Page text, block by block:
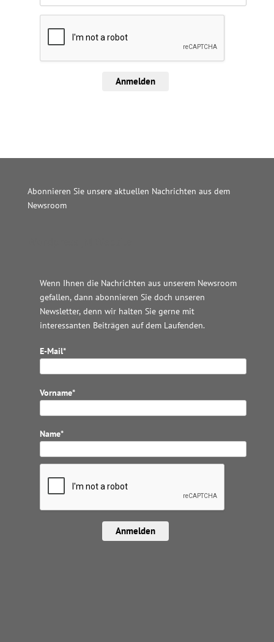
Anmelden
Abonnieren Sie unsere aktuellen Nachrichten aus dem
Newsroom
Wenn Ihnen die Nachrichten aus unserem Newsroom
gefallen, dann abonnieren Sie doch unseren
Newsletter, denn wir halten Sie gerne mit
interessanten Beiträgen auf dem Laufenden.
E-Mail*
Vorname*
Name*
Anmelden